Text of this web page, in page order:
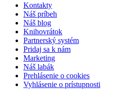
Kontakty
Náš príbeh
Náš blog
Knihovrátok
Partnerský systém
Pridaj sa k nám
Marketing
Náš labák
Prehlásenie o cookies
Vyhlásenie o prístupnosti